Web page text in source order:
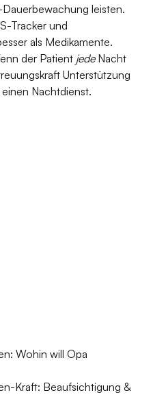
leisten.
Tracker und
als Medikamente.
der Patient jede Nacht
Unterstützung
Nachtdienst.
Wohin will Opa
Kraft: Beaufsichtigung &